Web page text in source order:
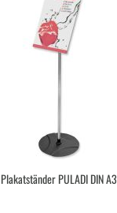
Pla­kat­stän­der PU­LA­DI DIN A3